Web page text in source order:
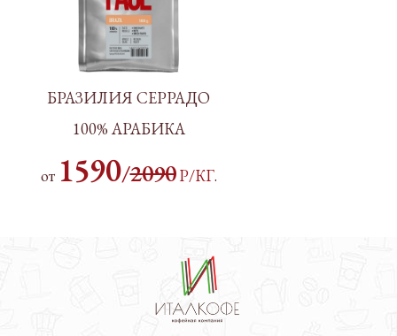
БРАЗИЛИЯ СЕРРАДО
100% АРАБИКА
от 1590/2090Р/КГ.